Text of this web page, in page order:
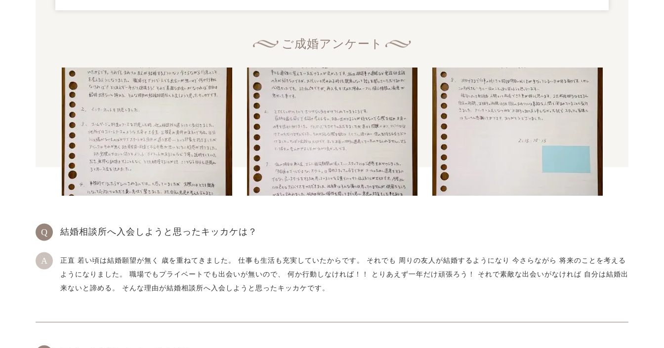
ご成婚アンケート
結婚相談所へ入会しようと思ったキッカケは？
正直 若い頃は結婚願望が無く 歳を重ねてきました。 仕事も生活も充実していたからです。 それでも 周りの友人が結婚するようになり 今さらながら 将来のことを考える
ようになりました。 職場でもプライベートでも出会いが無いので、 何か行動しなければ！！ とりあえず一年だけ頑張ろう！ それで素敵な出会いがなければ 自分は結婚出
来ないと諦める。 そんな理由が結婚相談所へ入会しようと思ったキッカケです。